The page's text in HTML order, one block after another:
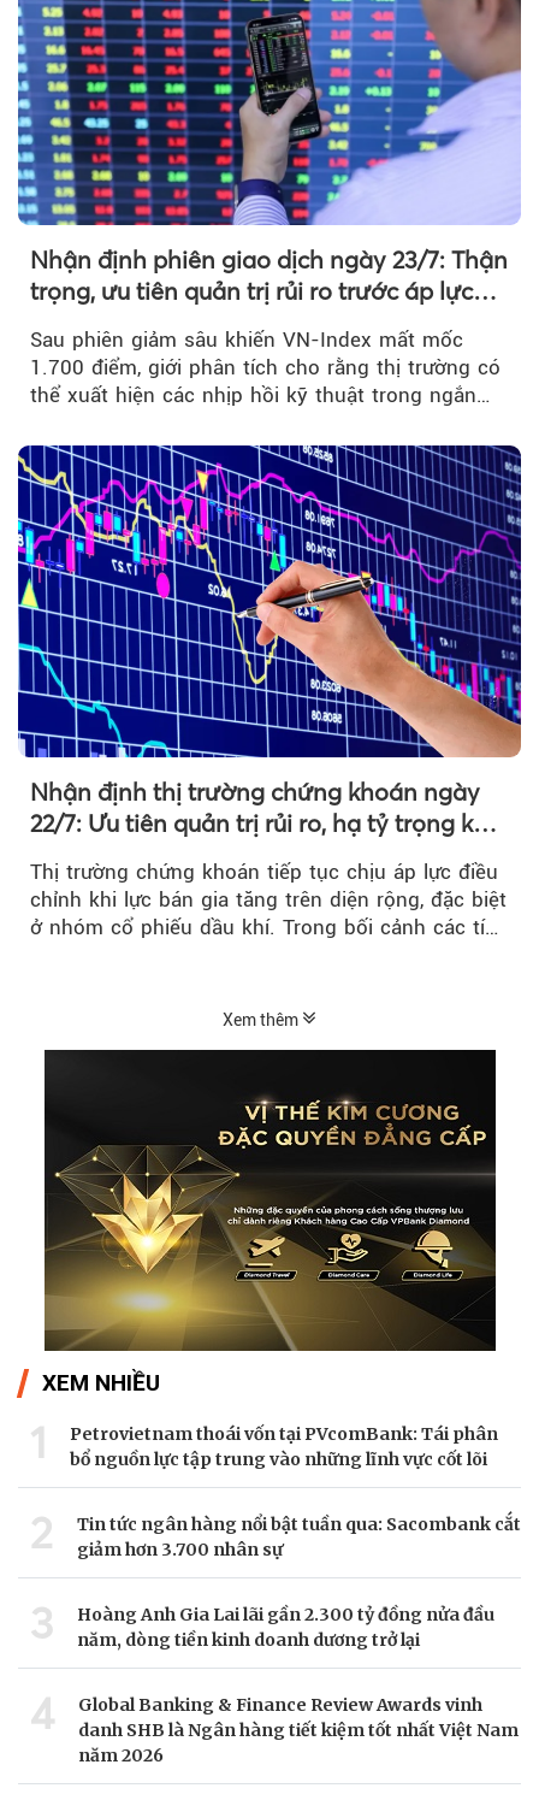
Nhận định phiên giao dịch ngày 23/7: Thận
trọng, ưu tiên quản trị rủi ro trước áp lực
Sau phiên giảm sâu khiến VN-Index mất mốc
1.700 điểm, giới phân tích cho rằng thị trường có
thể xuất hiện các nhịp hồi kỹ thuật trong ngắn
Nhận định thị trường chứng khoán ngày
22/7: Ưu tiên quản trị rủi ro, hạ tỷ trọng khi
Thị trường chứng khoán tiếp tục chịu áp lực điều
chỉnh khi lực bán gia tăng trên diện rộng, đặc biệt
ở nhóm cổ phiếu dầu khí. Trong bối cảnh các tín
Xem thêm
XEM NHIỀU
1
Petrovietnam thoái vốn tại PVcomBank: Tái phân
bổ nguồn lực tập trung vào những lĩnh vực cốt lõi
2
Tin tức ngân hàng nổi bật tuần qua: Sacombank cắt
giảm hơn 3.700 nhân sự
3
Hoàng Anh Gia Lai lãi gần 2.300 tỷ đồng nửa đầu
năm, dòng tiền kinh doanh dương trở lại
4
Global Banking & Finance Review Awards vinh
danh SHB là Ngân hàng tiết kiệm tốt nhất Việt Nam
năm 2026